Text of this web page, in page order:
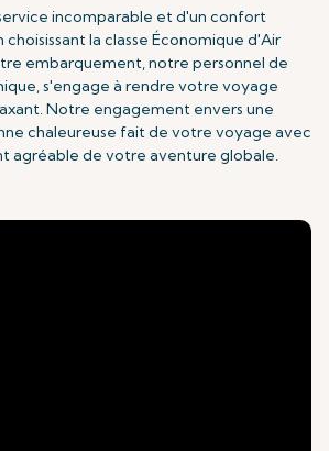
incomparable et d'un confort
la classe Économique d'Air
embarquement, notre personnel de
s'engage à rendre votre voyage
Notre engagement envers une
chaleureuse fait de votre voyage avec
agréable de votre aventure globale.